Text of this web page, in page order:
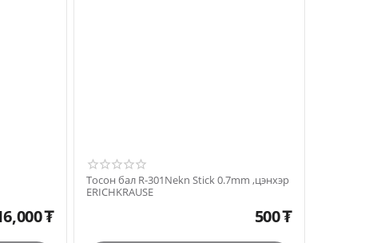
₮
Тосон бал R-301Nekn Stick 0.7mm ,цэнхэр
ERICHKRAUSE
500₮